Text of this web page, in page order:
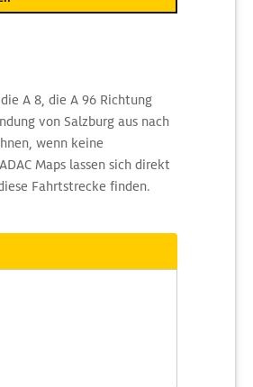
A 8, die A 96 Richtung
von Salzburg aus nach
wenn keine
Maps lassen sich direkt
Fahrtstrecke finden.